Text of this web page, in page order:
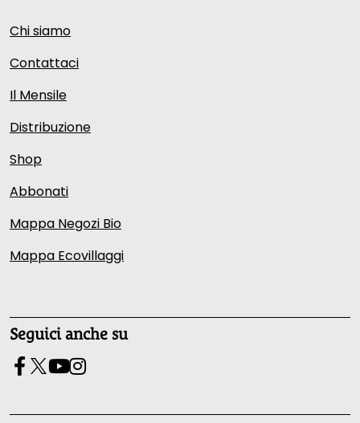
Chi siamo
Contattaci
Il Mensile
Distribuzione
Shop
Abbonati
Mappa Negozi Bio
Mappa Ecovillaggi
Seguici anche su